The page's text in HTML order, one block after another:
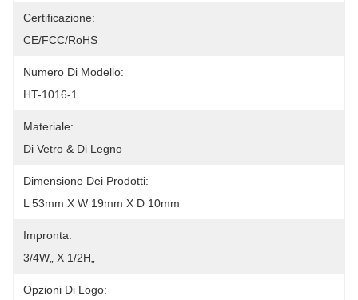
Certificazione:
CE/FCC/RoHS
Numero Di Modello:
HT-1016-1
Materiale:
Di Vetro & Di Legno
Dimensione Dei Prodotti:
L 53mm X W 19mm X D 10mm
Impronta:
3/4W„ X 1/2H„
Opzioni Di Logo: